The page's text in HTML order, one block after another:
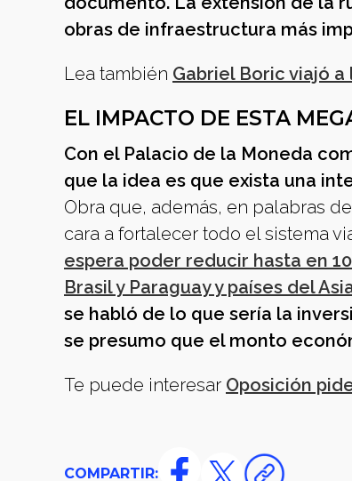
obras de infraestructura más
Lea también Gabriel Boric viajó
EL IMPACTO DE ESTA
Con el Palacio de la Moneda
que la idea es que exista una
Obra que, además, en palabras
cara a fortalecer todo el sistema
espera poder reducir hasta en
Brasil y Paraguay y países del
se habló de lo que sería la
se presumo que el monto
Te puede interesar Oposición
COMPARTIR: